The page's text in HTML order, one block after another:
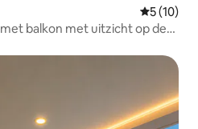
5 (10)
balkon met uitzicht op de